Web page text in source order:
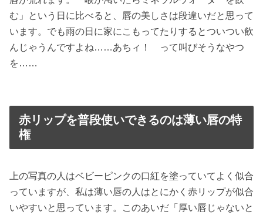
む」という日に比べると、唇の美しさは段違いだと思って
います。でも雨の日に家にこもってたりするとついつい飲
んじゃうんですよね……あちィ！ って叫びそうなやつ
を……
赤リップを普段使いできるのは薄い唇の特
権
上の写真の人はベビーピンクの口紅を塗っていてよく似合
っていますが、私は薄い唇の人はとにかく赤リップが似合
いやすいと思っています。このあいだ「厚い唇じゃないと